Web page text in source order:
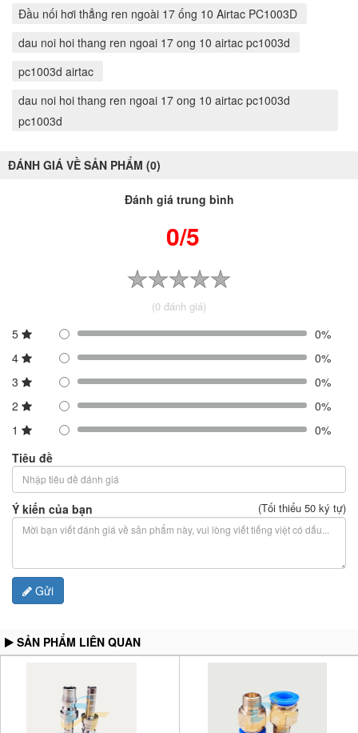
Đầu nối hơi thẳng ren ngoài 17 ống 10 Airtac PC1003D
dau noi hoi thang ren ngoai 17 ong 10 airtac pc1003d
pc1003d airtac
dau noi hoi thang ren ngoai 17 ong 10 airtac pc1003d
pc1003d
ĐÁNH GIÁ VỀ SẢN PHẨM (0)
Đánh giá trung bình
0/5
(0 đánh giá)
5
0%
4
0%
3
0%
2
0%
1
0%
Tiêu đề
Ý kiến của bạn (Tối thiểu 50 ký tự)
Gửi
SẢN PHẨM LIÊN QUAN